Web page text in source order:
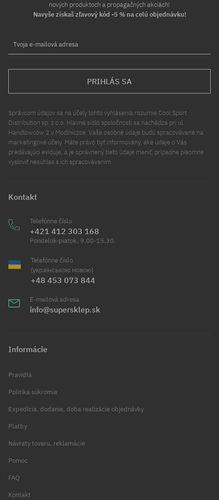
nových produktoch a propagačných akciách!
Navyše získaš zľavový kód -5 % na celú objednávku!
Tvoja e-mailová adresa
PRIHLÁS SA
Správcom údajov sa na účely tohto vyhlásenia rozumie Cool Sport
Distribution sp. z o.o. Hlavné sídlo spoločnosti sa nachádza pri ul.
Handlowców 2 v Modlniczce. Vaše osobné údaje budú spracovávané na
marketingové účely. Máte právo byť informovaný, aké údaje o Vás
predávajúci eviduje, a je oprávnený tieto údaje meniť, prípadne písomne
vysloviť nesúhlas s ich spracovávaním.
Kontakt
Telefónne číslo
+421 412 303 168
Pondelok-piatok, 9.00-15.30.
Telefónne číslo
(українською мовою)
+48 453 073 844
E-mailová adresa
info@supersklep.sk
Informácie
Pravidlá
Politika súkromia
Expedícia, dodanie, doba realizácie objednávky
Platby
Návraty tovaru, reklamácie
Pomoc
FAQ
Kontakt